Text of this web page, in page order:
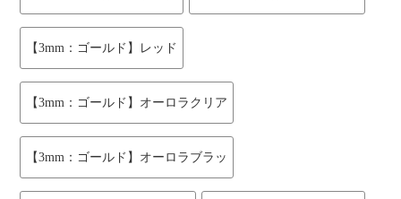
【3mm：ゴールド】レッド
【3mm：ゴールド】オーロラクリア
【3mm：ゴールド】オーロラブラッ